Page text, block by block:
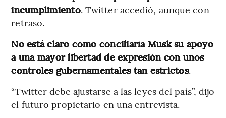
incumplimiento. Twitter accedió, aunque con
retraso.
No está claro cómo conciliaría Musk su apoyo
a una mayor libertad de expresión con unos
controles gubernamentales tan estrictos.
“Twitter debe ajustarse a las leyes del país”, dijo
el futuro propietario en una entrevista.